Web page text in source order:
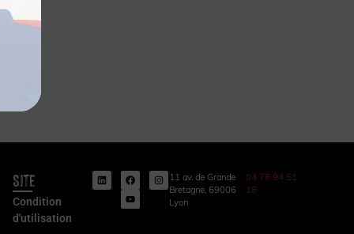
Site
Condition
d'utilisation
11 av. de Grande
Bretagne, 69006
Lyon
04 78 94 51
18